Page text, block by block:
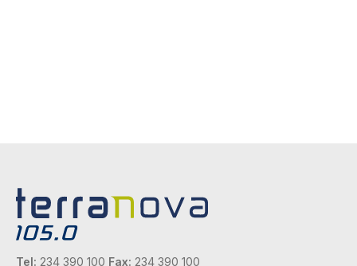
Tel: 234 390 100 Fax: 234 390 100